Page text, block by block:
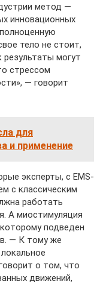
метод —
инновационных
тело не стоит,
могут
стрессом
— говорит
для
и применение
эксперты, с EMS-
с классическим
работать
А миостимуляция
подведен
— К тому же
о том, что
движений,